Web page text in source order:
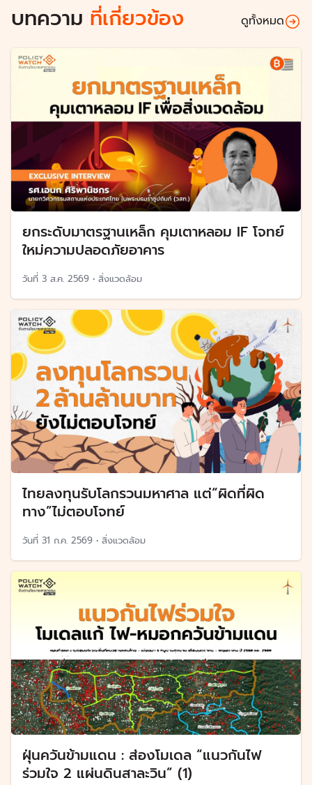
บทความ ที่เกี่ยวข้อง ดูทั้งหมด
ยกระดับมาตรฐานเหล็ก คุมเตาหลอม IF โจทย์
ใหม่ความปลอดภัยอาคาร
วันที่ 3 ส.ค. 2569 • สิ่งแวดล้อม
ไทยลงทุนรับโลกรวนมหาศาล แต่“ผิดที่ผิด
ทาง”ไม่ตอบโจทย์
วันที่ 31 ก.ค. 2569 • สิ่งแวดล้อม
ฝุ่นควันข้ามแดน : ส่องโมเดล “แนวกันไฟ
ร่วมใจ 2 แผ่นดินสาละวิน” (1)